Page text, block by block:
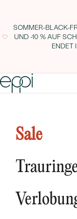
SOMMER-BLACK-
UND -10 % AUF
ENDET
Sale
NEUHEITEN
Mondstein